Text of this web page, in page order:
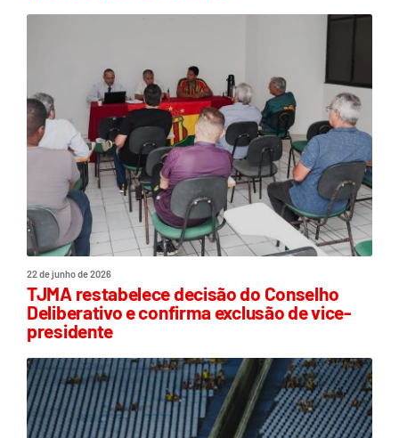
22 de junho de 2026
TJMA restabelece decisão do Conselho
Deliberativo e confirma exclusão de vice-
presidente